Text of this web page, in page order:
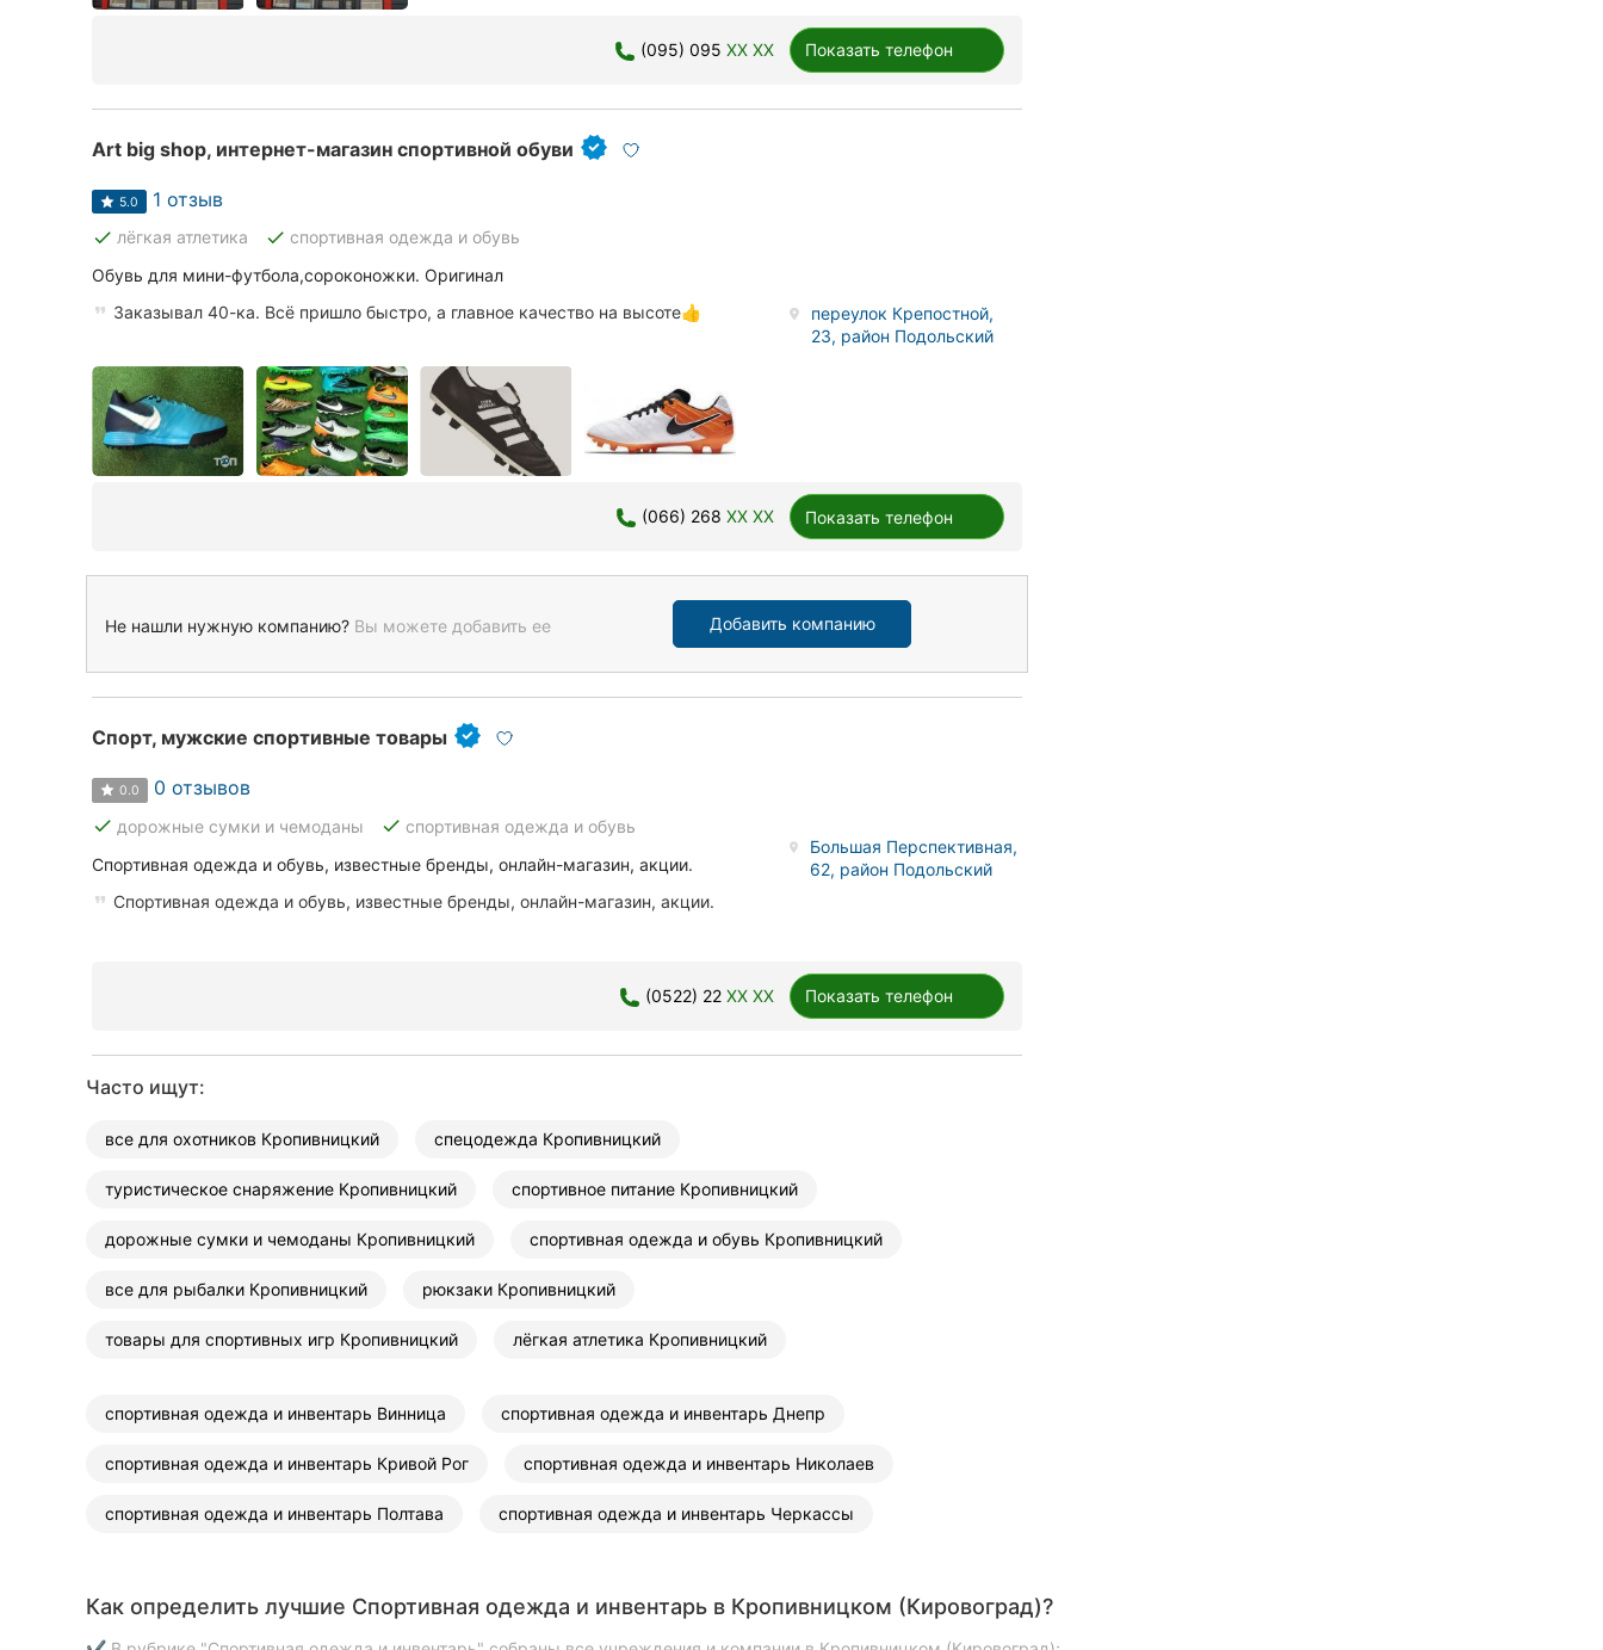
(095) 095 XX XX Показать телефон
Art big shop, интернет-магазин спортивной обуви
5.0 1 отзыв
done лёгкая атлетика done спортивная одежда и обувь
Обувь для мини-футбола,сороконожки. Оригинал
Заказывал 40-ка. Всё пришло быстро, а главное качество на высоте👍
переулок Крепостной,
23, район Подольский
(066) 268 XX XX Показать телефон
Не нашли нужную компанию? Вы можете добавить ее Добавить компанию
Спорт, мужские спортивные товары
0.0 0 отзывов
done дорожные сумки и чемоданы done спортивная одежда и обувь
Спортивная одежда и обувь, известные бренды, онлайн-магазин, акции.
Спортивная одежда и обувь, известные бренды, онлайн-магазин, акции.
Большая Перспективная,
62, район Подольский
(0522) 22 XX XX Показать телефон
Часто ищут:
все для охотников Кропивницкий спецодежда Кропивницкий
туристическое снаряжение Кропивницкий спортивное питание Кропивницкий
дорожные сумки и чемоданы Кропивницкий спортивная одежда и обувь Кропивницкий
все для рыбалки Кропивницкий рюкзаки Кропивницкий
товары для спортивных игр Кропивницкий лёгкая атлетика Кропивницкий
спортивная одежда и инвентарь Винница спортивная одежда и инвентарь Днепр
спортивная одежда и инвентарь Кривой Рог спортивная одежда и инвентарь Николаев
спортивная одежда и инвентарь Полтава спортивная одежда и инвентарь Черкассы
Как определить лучшие Спортивная одежда и инвентарь в Кропивницком (Кировоград)?